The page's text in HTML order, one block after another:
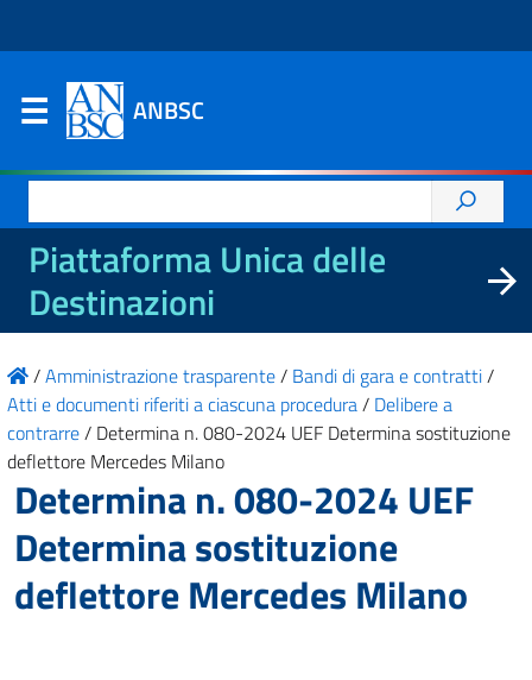
ANBSC
per:
Piattaforma Unica delle
Destinazioni
/Amministrazione trasparente/ Bandi di gara e contratti/
Atti e documenti riferiti a ciascuna procedura/ Delibere a
contrarre/ Determina n. 080-2024 UEF Determina sostituzione
deflettore Mercedes Milano
Determina n. 080-2024 UEF
Determina sostituzione
deflettore Mercedes Milano